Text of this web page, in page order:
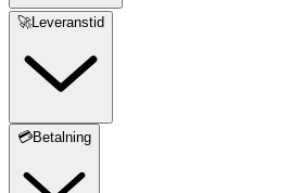
🚀Leveranstid
💳Betalning